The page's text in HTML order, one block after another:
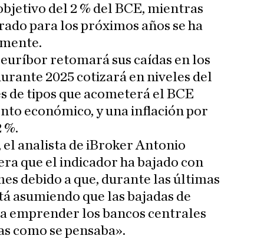
del 2 % del BCE, mientras
para los próximos años se ha
retomará sus caídas en los
2025 cotizará en niveles del
de tipos que acometerá el BCE
económico, y una inflación por
el analista de iBroker Antonio
que el indicador ha bajado con
debido a que, durante las últimas
asumiendo que las bajadas de
emprender los bancos centrales
como se pensaba».